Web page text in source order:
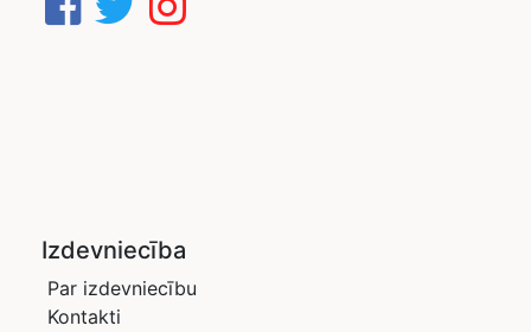
Izdevniecība
Par izdevniecību
Kontakti